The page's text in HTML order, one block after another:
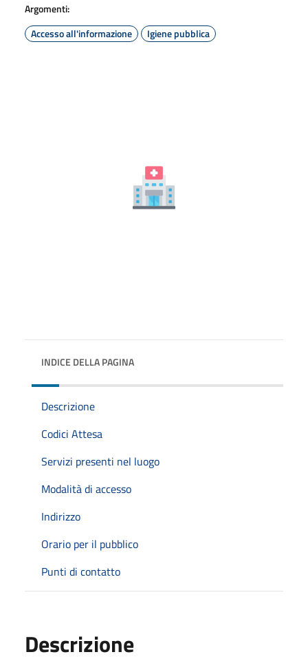
Argomenti:
Accesso all'informazione
Igiene pubblica
INDICE DELLA PAGINA
Descrizione
Codici Attesa
Servizi presenti nel luogo
Modalità di accesso
Indirizzo
Orario per il pubblico
Punti di contatto
Descrizione